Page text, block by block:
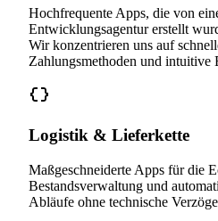
Hochfrequente Apps, die von
Entwicklungsagentur erstellt
Wir konzentrieren uns auf
Zahlungsmethoden und intuitive
Logistik & Lieferkette
Maßgeschneiderte Apps für die
Bestandsverwaltung und
Abläufe ohne technische